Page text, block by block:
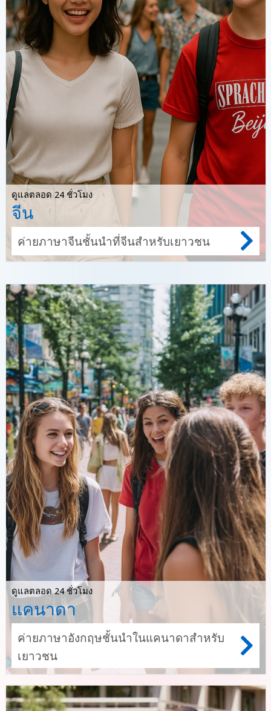
ดูแลตลอด 24 ชั่วโมง
จีน
ค่ายภาษาจีนชั้นนำที่จีนสำหรับเยาวชน
ดูแลตลอด 24 ชั่วโมง
แคนาดา
ค่ายภาษาอังกฤษชั้นนำในแคนาดาสำหรับ
เยาวชน